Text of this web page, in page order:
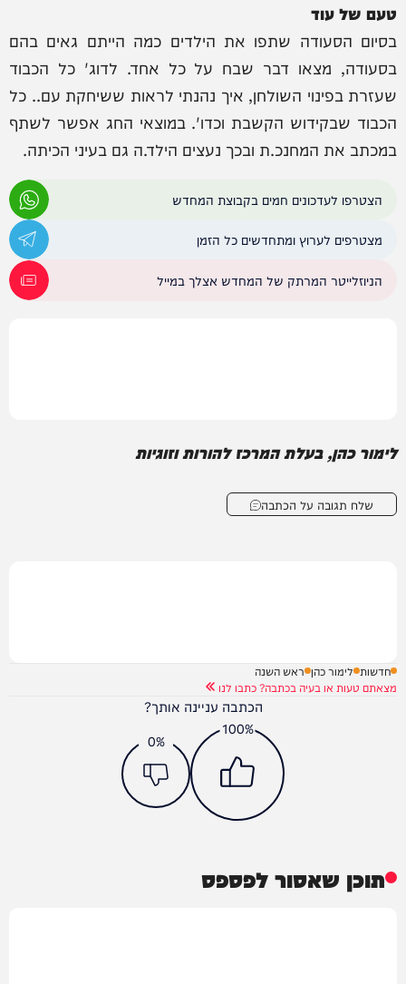
טעם של עוד
בסיום הסעודה שתפו את הילדים כמה הייתם גאים בהם
בסעודה, מצאו דבר שבח על כל אחד. לדוג' כל הכבוד
שעזרת בפינוי השולחן, איך נהנתי לראות ששיחקת עם.. כל
הכבוד שבקידוש הקשבת וכדו'. במוצאי החג אפשר לשתף
במכתב את המחנכ.ת ובכך נעצים הילד.ה גם בעיני הכיתה.
הצטרפו לעדכונים חמים בקבוצת המחדש
מצטרפים לערוץ ומתחדשים כל הזמן
הניוזלייטר המרתק של המחדש אצלך במייל
לימור כהן, בעלת המרכז להורות וזוגיות
שלח תגובה על הכתבה
חדשות לימור כהן ראש השנה
מצאתם טעות או בעיה בכתבה? כתבו לנו
הכתבה עניינה אותך?
100%
0%
תוכן שאסור לפספס